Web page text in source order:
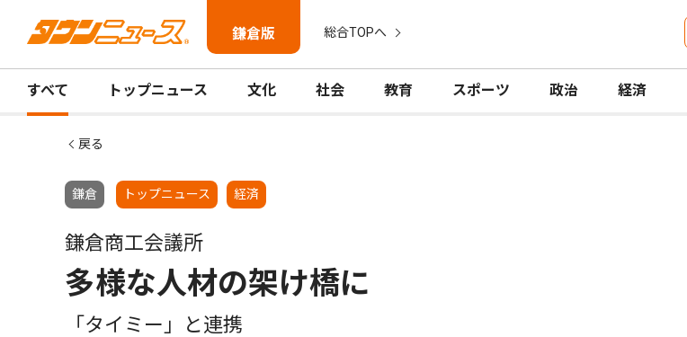
鎌倉版 総合TOPへ
すべて トップニュース 文化 社会 教育 スポーツ 政治 経済
戻る
鎌倉 トップニュース 経済
鎌倉商工会議所
多様な人材の架け橋に
「タイミー」と連携